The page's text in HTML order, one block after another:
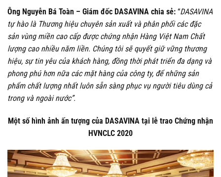
Ông Nguyễn Bá Toàn – Giám đốc DASAVINA chia sẻ: “DASAVINA
tự hào là Thương hiệu chuyên sản xuất và phân phối các đặc
sản vùng miền cao cấp được chứng nhận Hàng Việt Nam Chất
lượng cao nhiều năm liền. Chúng tôi sẽ quyết giữ vững thương
hiệu, sự tin yêu của khách hàng, đồng thời phát triển đa dạng và
phong phú hơn nữa các mặt hàng của công ty, để những sản
phẩm chất lượng nhất luôn sẵn sàng phục vụ người tiêu dùng cả
trong và ngoài nước”.
Một số hình ảnh ấn tượng của DASAVINA tại lễ trao Chứng nhận
HVNCLC 2020